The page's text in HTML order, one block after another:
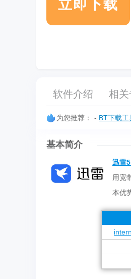
立即下载
软件介绍 相关
为您推荐： - BT下载工
基本简介
迅雷
用宽
本优